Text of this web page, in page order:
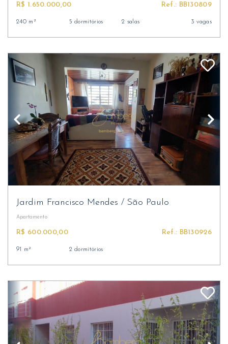
R$ 1.650.000,00 Ref.: BB130809
240 m² 5 dormitórios 2 salas 3 vagas
Jardim Francisco Mendes / São Paulo
Apartamento
R$ 600.000,00 Ref.: BB130926
91 m² 2 dormitórios